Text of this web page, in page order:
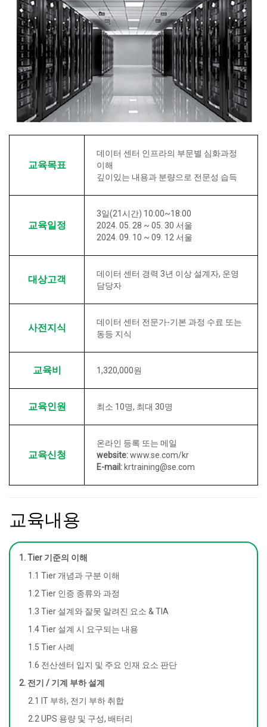
교육목표
데이터 센터 인프라의 부문별 심화과정
이해
깊이있는 내용과 분량으로 전문성 습득
교육일정
3일(21시간) 10:00~18:00
2024. 05. 28 ~ 05. 30 서울
2024. 09. 10 ~ 09. 12 서울
대상고객
데이터 센터 경력 3년 이상 설계자, 운영
담당자
사전지식
데이터 센터 전문가-기본 과정 수료 또는
동등 지식
교육비 1,320,000원
교육인원 최소 10명, 최대 30명
교육신청
온라인 등록 또는 메일
website:www.se.com/kr
E-mail: krtraining@se.com
교육내용
1. Tier 기준의 이해
1.1 Tier 개념과 구분 이해
1.2 Tier 인증 종류와 과정
1.3 Tier 설계와 잘못 알려진 요소 & TIA
1.4 Tier 설계 시 요구되는 내용
1.5 Tier 사례
1.6 전산센터 입지 및 주요 인재 요소 판단
2. 전기 / 기계 부하 설계
2.1 IT 부하, 전기 부하 취합
2.2 UPS 용량 및 구성, 배터리